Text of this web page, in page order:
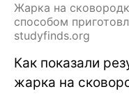
Жарка на
способом
studyfinds.org
Как показали
жарка на